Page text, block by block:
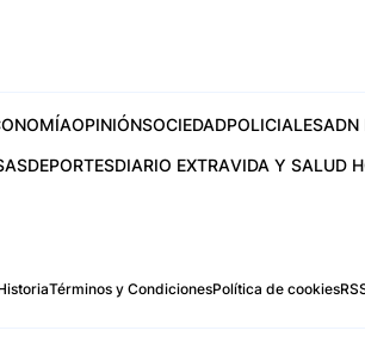
OPINIÓNSOCIEDADPOLICIALESADN
DEPORTESDIARIO EXTRAVIDA Y SALUD
Términos y CondicionesPolítica de cookies